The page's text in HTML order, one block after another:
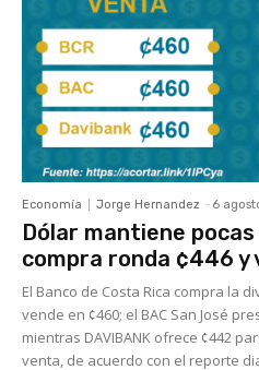
Economía Jorge Hernandez - 6
Dólar mantiene
compra ronda ¢446 y
El Banco de Costa Rica compra la
vende en ¢460; el BAC San José
mientras DAVIBANK ofrece ¢442
venta, de acuerdo con el reporte